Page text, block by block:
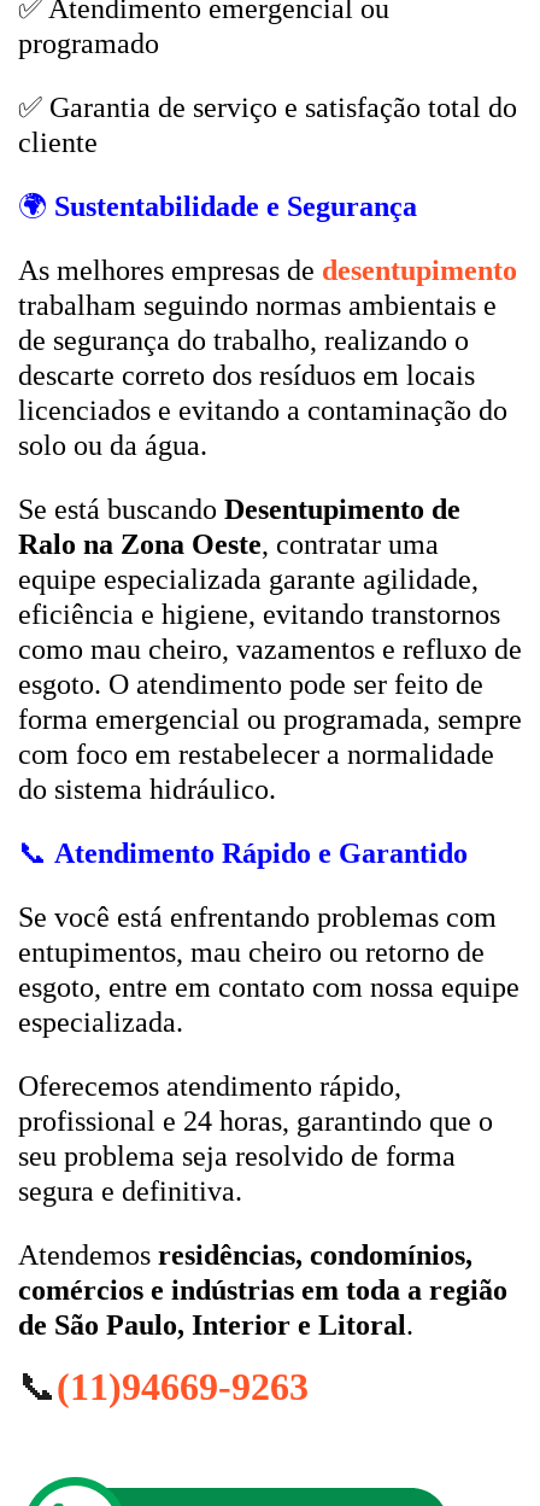
✅ Atendimento emergencial ou
programado
✅ Garantia de serviço e satisfação total do
cliente
🌍 Sustentabilidade e Segurança
As melhores empresas de desentupimento
trabalham seguindo normas ambientais e
de segurança do trabalho, realizando o
descarte correto dos resíduos em locais
licenciados e evitando a contaminação do
solo ou da água.
Se está buscando Desentupimento de
Ralo na Zona Oeste, contratar uma
equipe especializada garante agilidade,
eficiência e higiene, evitando transtornos
como mau cheiro, vazamentos e refluxo de
esgoto. O atendimento pode ser feito de
forma emergencial ou programada, sempre
com foco em restabelecer a normalidade
do sistema hidráulico.
📞 Atendimento Rápido e Garantido
Se você está enfrentando problemas com
entupimentos, mau cheiro ou retorno de
esgoto, entre em contato com nossa equipe
especializada.
Oferecemos atendimento rápido,
profissional e 24 horas, garantindo que o
seu problema seja resolvido de forma
segura e definitiva.
Atendemos residências, condomínios,
comércios e indústrias em toda a região
de São Paulo, Interior e Litoral.
📞(11)94669-9263